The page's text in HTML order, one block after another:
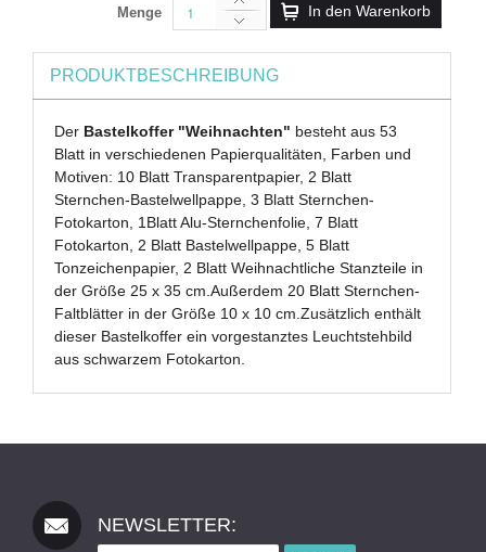
Menge In den Warenkorb
PRODUKTBESCHREIBUNG
Der Bastelkoffer "Weihnachten" besteht aus 53
Blatt in verschiedenen Papierqualitäten, Farben und
Motiven: 10 Blatt Transparentpapier, 2 Blatt
Sternchen-Bastelwellpappe, 3 Blatt Sternchen-
Fotokarton, 1Blatt Alu-Sternchenfolie, 7 Blatt
Fotokarton, 2 Blatt Bastelwellpappe, 5 Blatt
Tonzeichenpapier, 2 Blatt Weihnachtliche Stanzteile in
der Größe 25 x 35 cm.Außerdem 20 Blatt Sternchen-
Faltblätter in der Größe 10 x 10 cm.Zusätzlich enthält
dieser Bastelkoffer ein vorgestanztes Leuchtstehbild
aus schwarzem Fotokarton.
NEWSLETTER: